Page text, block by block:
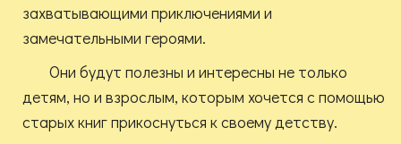
захватывающими приключениями и
замечательными героями.
Они будут полезны и интересны не только
детям, но и взрослым, которым хочется с помощью
старых книг прикоснуться к своему детству.